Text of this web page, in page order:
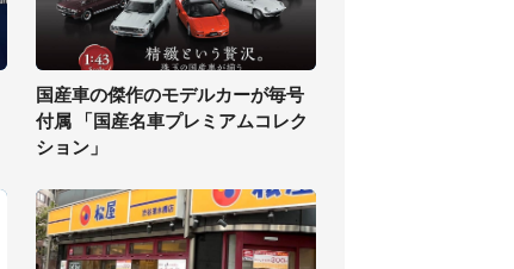
国産車の傑作のモデルカーが毎号
付属 「国産名車プレミアムコレク
ション」